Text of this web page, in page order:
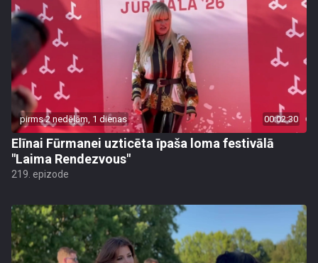
pirms 2 nedēļām, 1 dienas 00:02:30
Elīnai Fūrmanei uzticēta īpaša loma festivālā
"Laima Rendezvous"
219. epizode